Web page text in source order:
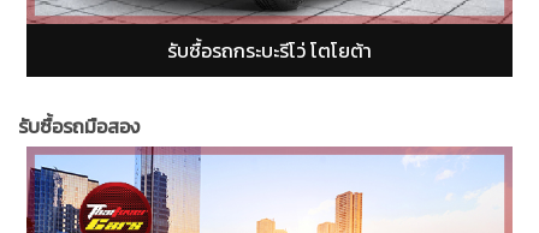
รับซื้อรถกระบะฟอร์ดเรนเจอร์ (Ford Ranger)
รับซื้อรถมือสอง